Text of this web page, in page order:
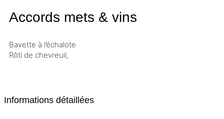
Accords mets & vins
Bavette à l’échalote
Rôti de chevreuil,
Informations détaillées